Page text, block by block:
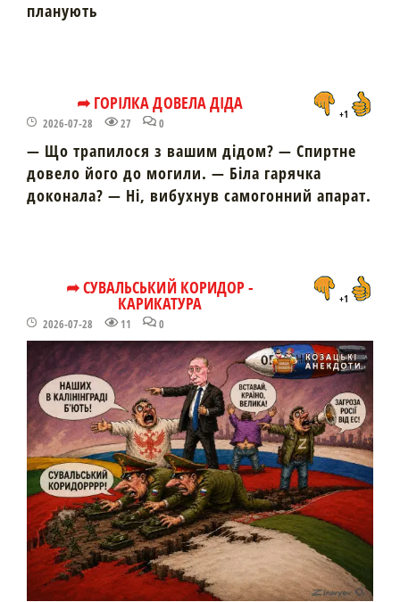
планують
➦ ГОРІЛКА ДОВЕЛА ДІДА
2026-07-28 27 0
+1
— Що трапилося з вашим дідом? — Спиртне
довело його до могили. — Біла гарячка
доконала? — Ні, вибухнув самогонний апарат.
➦ СУВАЛЬСЬКИЙ КОРИДОР -
КАРИКАТУРА
2026-07-28 11 0
+1